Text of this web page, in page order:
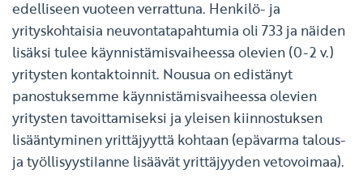
edelliseen vuoteen verrattuna. Henkilö- ja
yrityskohtaisia neuvontatapahtumia oli 733 ja näiden
lisäksi tulee käynnistämisvaiheessa olevien (0-2 v.)
yritysten kontaktoinnit. Nousua on edistänyt
panostuksemme käynnistämisvaiheessa olevien
yritysten tavoittamiseksi ja yleisen kiinnostuksen
lisääntyminen yrittäjyyttä kohtaan (epävarma talous-
ja työllisyystilanne lisäävät yrittäjyyden vetovoimaa).